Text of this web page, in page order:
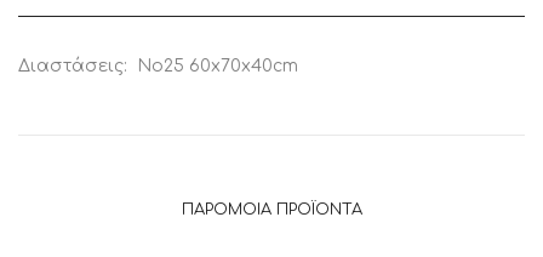
Διαστάσεις: No25 60x70x40cm
ΠΑΡΌΜΟΙΑ ΠΡΟΪΌΝΤΑ